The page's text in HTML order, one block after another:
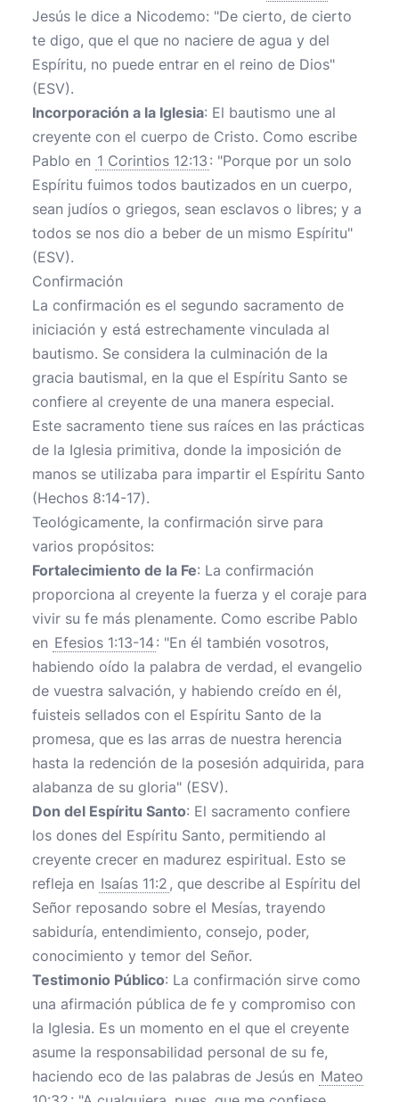
Jesús le dice a Nicodemo: "De cierto, de cierto
te digo, que el que no naciere de agua y del
Espíritu, no puede entrar en el reino de Dios"
(ESV).
Incorporación a la Iglesia: El bautismo une al
creyente con el cuerpo de Cristo. Como escribe
Pablo en 1 Corintios 12:13 : "Porque por un solo
Espíritu fuimos todos bautizados en un cuerpo,
sean judíos o griegos, sean esclavos o libres; y a
todos se nos dio a beber de un mismo Espíritu"
(ESV).
Confirmación
La confirmación es el segundo sacramento de
iniciación y está estrechamente vinculada al
bautismo. Se considera la culminación de la
gracia bautismal, en la que el Espíritu Santo se
confiere al creyente de una manera especial.
Este sacramento tiene sus raíces en las prácticas
de la Iglesia primitiva, donde la imposición de
manos se utilizaba para impartir el Espíritu Santo
(Hechos 8:14-17).
Teológicamente, la confirmación sirve para
varios propósitos:
Fortalecimiento de la Fe: La confirmación
proporciona al creyente la fuerza y el coraje para
vivir su fe más plenamente. Como escribe Pablo
en Efesios 1:13-14: "En él también vosotros,
habiendo oído la palabra de verdad, el evangelio
de vuestra salvación, y habiendo creído en él,
fuisteis sellados con el Espíritu Santo de la
promesa, que es las arras de nuestra herencia
hasta la redención de la posesión adquirida, para
alabanza de su gloria" (ESV).
Don del Espíritu Santo: El sacramento confiere
los dones del Espíritu Santo, permitiendo al
creyente crecer en madurez espiritual. Esto se
refleja en Isaías 11:2 , que describe al Espíritu del
Señor reposando sobre el Mesías, trayendo
sabiduría, entendimiento, consejo, poder,
conocimiento y temor del Señor.
Testimonio Público: La confirmación sirve como
una afirmación pública de fe y compromiso con
la Iglesia. Es un momento en el que el creyente
asume la responsabilidad personal de su fe,
haciendo eco de las palabras de Jesús en Mateo